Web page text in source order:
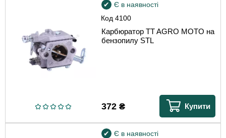
Код4100
Є в наявності
Карбюратор TT AGRO MOTO на
бензопилу STL
372₴ Купити
Є в наявності